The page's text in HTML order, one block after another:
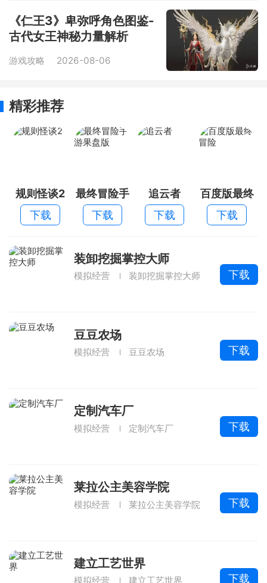
《仁王3》卑弥呼角色图鉴-
古代女王神秘力量解析
游戏攻略 2026-08-06
精彩推荐
规则怪谈2
下载
最终冒险手
游果盘版
下载
追云者
下载
百度版最终
冒险
下载
装卸挖掘掌控大师
模拟经营 装卸挖掘掌控大师 下载
豆豆农场
模拟经营 豆豆农场 下载
定制汽车厂
模拟经营 定制汽车厂 下载
莱拉公主美容学院
模拟经营 莱拉公主美容学院 下载
建立工艺世界
模拟经营 建立工艺世界 下载